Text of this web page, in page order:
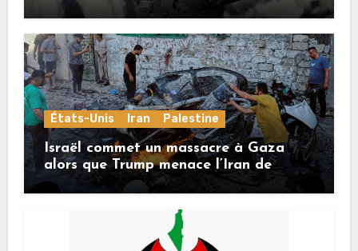
États-Unis Iran Palestine
Israël commet un massacre à Gaza
alors que Trump menace l’Iran de
«décapitation»